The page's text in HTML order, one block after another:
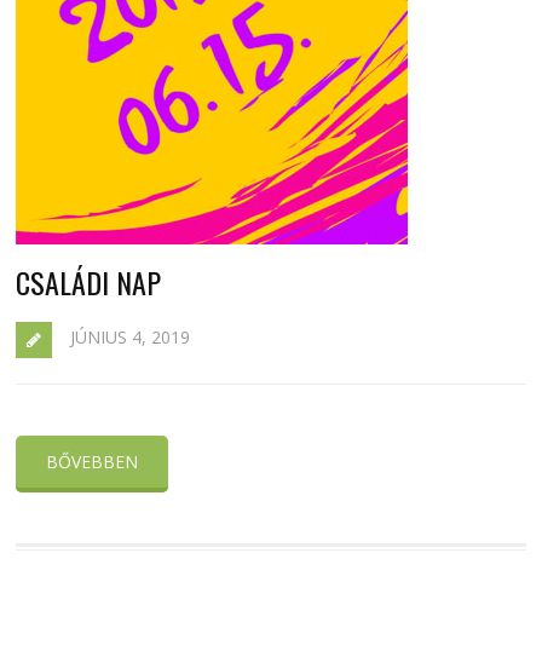
CSALÁDI NAP
JÚNIUS 4, 2019
BŐVEBBEN